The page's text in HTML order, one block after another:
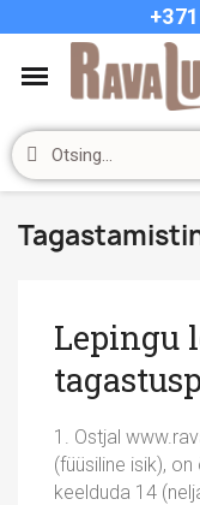
+371
Lepingu
1. Ostjal
(füüsiline isik),
keelduda 14